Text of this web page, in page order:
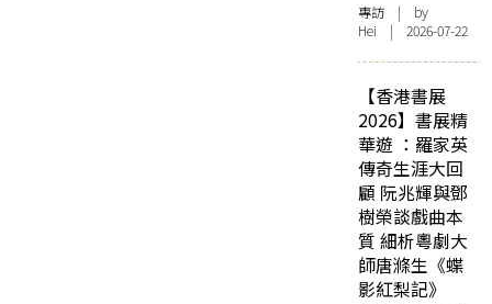
專訪 | by
Hei | 2026-07-22
【香港書展
2026】書展精
華遊 ：羅家英
傳奇生涯大回
顧 阮兆輝與鄧
樹榮談戲曲本
質 細析粵劇大
師唐滌生《蝶
影紅梨記》